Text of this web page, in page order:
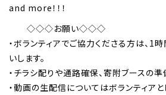
and more！！！
◇◇◇お願い◇◇◇
・ボランティアでご協力くださる方は、1
いします。
・チラシ配りや通路確保、寄附ブースの準
・動画の生配信についてはボランティア